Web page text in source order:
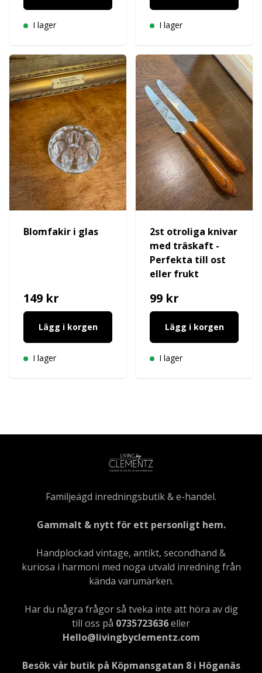
I lager I lager
Blomfakir i glas
149 kr
Lägg i korgen
I lager
2st otroliga knivar
med träskaft -
Perfekta till ost
eller frukt
99 kr
Lägg i korgen
I lager
Familjeägd inredningsbutik & e-handel.
Gammalt & nytt för ett personligt hem.
Handplockad vintage, antikt, secondhand &
kuriosa i harmoni med noga utvald inredning från
kända varumärken.
Har du några frågor så tveka inte att höra av dig
till oss på 0735723636eller
Hello@livingbyclementz.com
Besök vår butik på Köpmansgatan 8 i Höganäs